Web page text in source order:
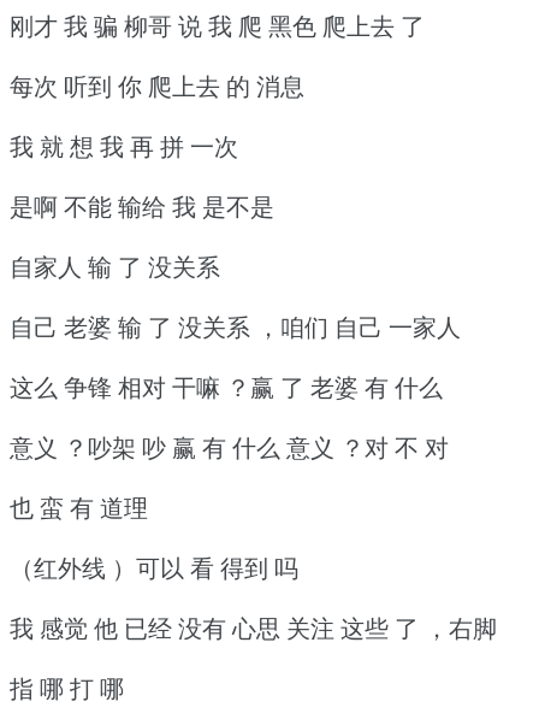
刚才 我 骗 柳哥 说 我 爬 黑色 爬上去 了
每次 听到 你 爬上去 的 消息
我 就 想 我 再 拼 一次
是啊 不能 输给 我 是不是
自家人 输 了 没关系
自己 老婆 输 了 没关系 ，咱们 自己 一家人
这么 争锋 相对 干嘛 ？赢 了 老婆 有 什么
意义 ？吵架 吵 赢 有 什么 意义 ？对 不 对
也 蛮 有 道理
（红外线 ）可以 看 得到 吗
我 感觉 他 已经 没有 心思 关注 这些 了 ，右脚
指 哪 打 哪